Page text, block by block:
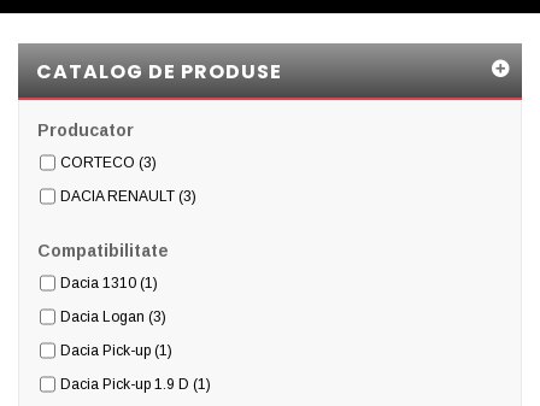
CATALOG DE PRODUSE
Producator
CORTECO (3)
DACIA RENAULT (3)
Compatibilitate
Dacia 1310 (1)
Dacia Logan (3)
Dacia Pick-up (1)
Dacia Pick-up 1.9 D (1)